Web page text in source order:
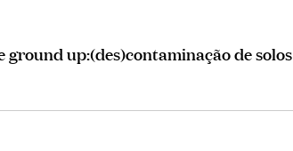
ground up:(des)contaminação de solos